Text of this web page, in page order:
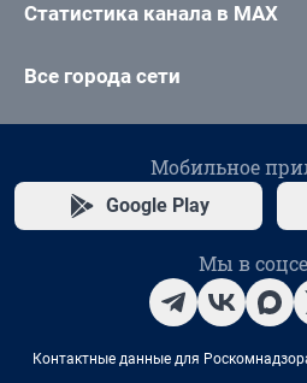
Статистика канала в MAX
Все города сети
Мобильное
Google Play
Мы в
Контактные данные для